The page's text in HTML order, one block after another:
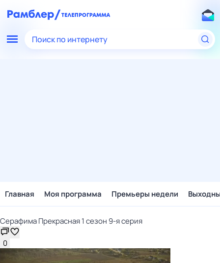
Поиск по интернету
Главная Моя программа Премьеры недели
Серафима Прекрасная 1 сезон 9-я серия
0